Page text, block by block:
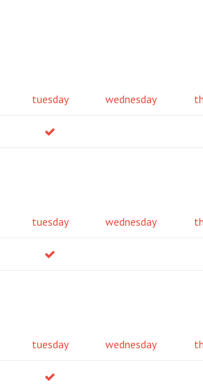
tuesday wednesday
tuesday wednesday
tuesday wednesday